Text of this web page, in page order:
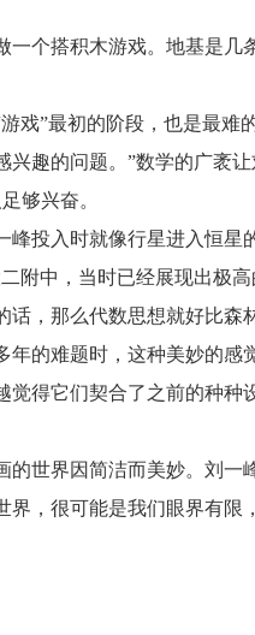
个搭积木游戏。地基是几
”最初的阶段，也是最难
兴趣的问题。”数学的广袤
够兴奋。
入时就像行星进入恒星
附中，当时已经展现出极
，那么代数思想就好比森
难题时，这种美妙的感
觉得它们契合了之前的种
界因简洁而美妙。刘一
，很可能是我们眼界有限